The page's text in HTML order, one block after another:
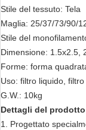
Stile del tessuto: Tela
Maglia: 25/37/73/90/
Stile del
Dimensione: 1.5x2.5,
Forme: forma
Uso: filtro liquido,
G.W.: 10kg
Dettagli del prodotto
1. Progettato